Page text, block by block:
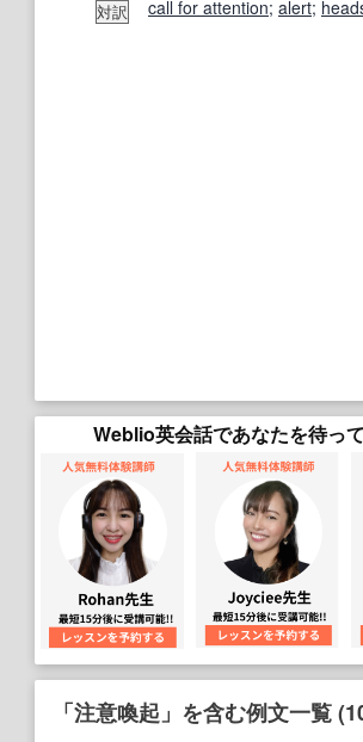
対訳 call for attention; alert;
Weblio英会話であなたを待っ
「注意喚起」を含む例文一覧